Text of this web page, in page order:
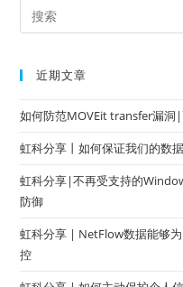
近期文章
如何防范MOVEit transfer漏洞
虹科分享丨如何保证我们的数
虹科分享|不再受支持的
防御
虹科分享 | NetFlow数据能够
控